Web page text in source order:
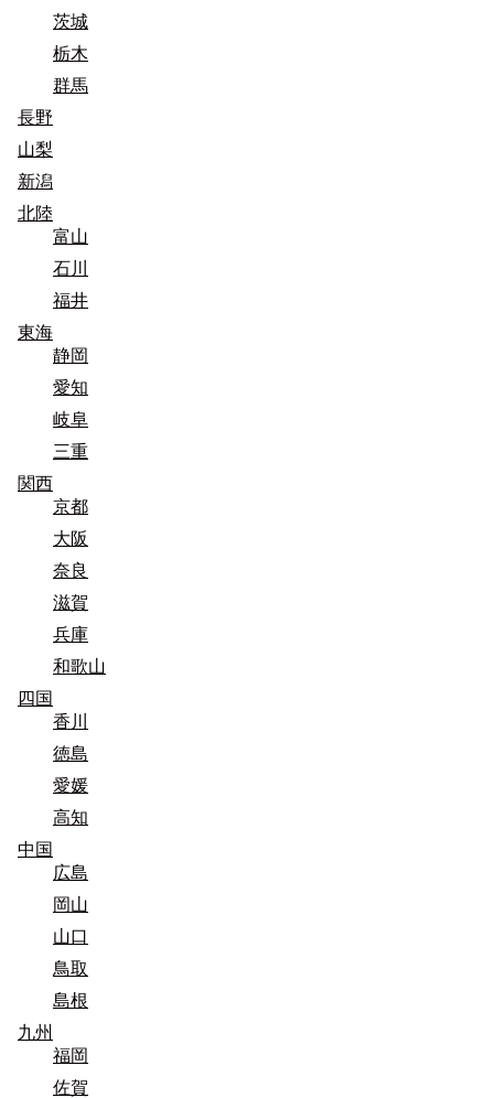
茨城
栃木
群馬
長野
山梨
新潟
北陸
富山
石川
福井
東海
静岡
愛知
岐阜
三重
関西
京都
大阪
奈良
滋賀
兵庫
和歌山
四国
香川
徳島
愛媛
高知
中国
広島
岡山
山口
鳥取
島根
九州
福岡
佐賀